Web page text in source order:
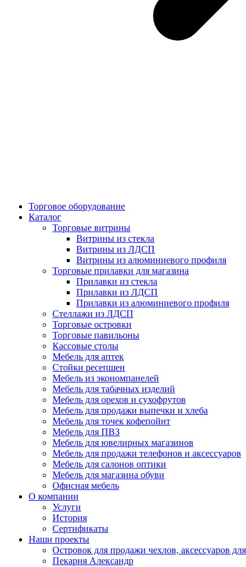
Торговое оборудование
Каталог
Торговые витрины
Витрины из cтекла
Витрины из ЛДСП
Витрины из алюминиевого профиля
Торговые прилавки для магазина
Прилавки из стекла
Прилавки из ЛДСП
Прилавки из алюминиевого профиля
Стеллажи из ЛДСП
Торговые островки
Торговые павильоны
Кассовые столы
Мебель для аптек
Стойки ресепшен
Мебель из экономпанелей
Мебель для табачных изделий
Мебель для орехов и сухофрутов
Мебель для продажи выпечки и хлеба
Мебель для точек кофепойнт
Мебель для ПВЗ
Мебель для ювелирных магазинов
Мебель для продажи телефонов и аксессуаров
Мебель для салонов оптики
Мебель для магазина обуви
Офисная мебель
О компании
Услуги
История
Сертификаты
Наши проекты
Островок для продажи чехлов, аксессуаров
Пекарня Александр